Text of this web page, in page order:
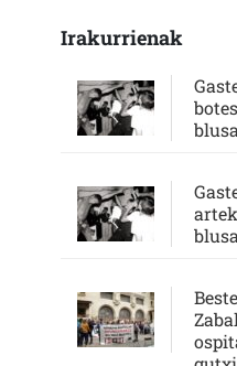
Irakurrienak